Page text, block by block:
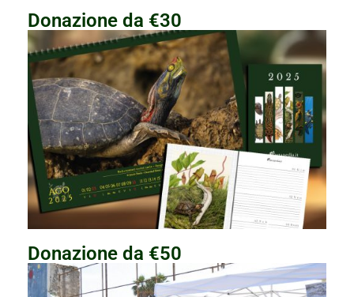
Donazione da €30
Donazione da €50